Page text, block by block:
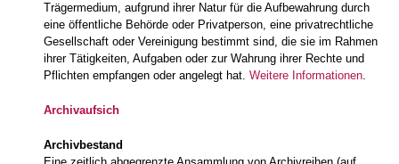
Trägermedium, aufgrund ihrer Natur für die Aufbewahrung durch
eine öffentliche Behörde oder Privatperson, eine privatrechtliche
Gesellschaft oder Vereinigung bestimmt sind, die sie im Rahmen
ihrer Tätigkeiten, Aufgaben oder zur Wahrung ihrer Rechte und
Pflichten empfangen oder angelegt hat. Weitere Informationen.
Archivaufsich
Archivbestand